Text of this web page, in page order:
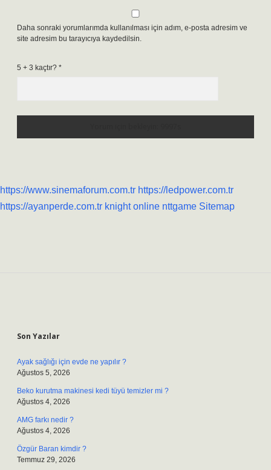
Daha sonraki yorumlarımda kullanılması için adım, e-posta adresim ve
site adresim bu tarayıcıya kaydedilsin.
5 + 3 kaçtır? *
https://www.sinemaforum.com.tr https://ledpower.com.tr
https://ayanperde.com.tr knight online nttgame Sitemap
Son Yazılar
Ayak sağlığı için evde ne yapılır ?
Ağustos 5, 2026
Beko kurutma makinesi kedi tüyü temizler mi ?
Ağustos 4, 2026
AMG farkı nedir ?
Ağustos 4, 2026
Özgür Baran kimdir ?
Temmuz 29, 2026